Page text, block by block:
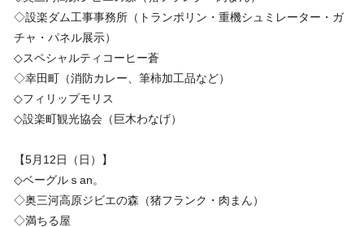
◇設楽ダム工事事務所（トランポリン・重機シュミレーター・ガ
チャ・パネル展示）
◇スペシャルティコーヒー蒼
◇幸田町（消防カレー、筆柿加工品など）
◇フィリップモリス
◇設楽町観光協会（巨木わなげ）
【5月12日（日）】
◇ベーグルｓan。
◇奥三河高原ジビエの森（猪フランク・肉まん）
◇満ちる屋